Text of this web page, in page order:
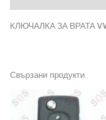
КЛЮЧАЛКА ЗА ВРАТА
Свързани продукти